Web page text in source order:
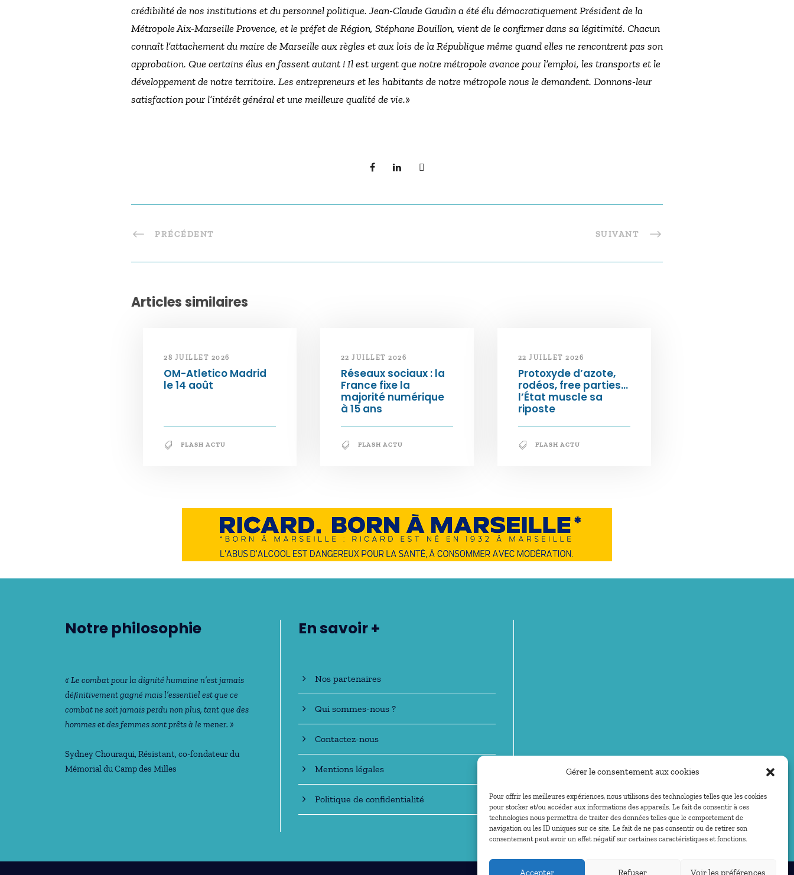
Gérer le consentement aux cookies
Pour offrir les meilleures expériences, nous utilisons des technologies telles que les cookies
pour stocker et/ou accéder aux informations des appareils. Le fait de consentir à ces
technologies nous permettra de traiter des données telles que le comportement de
navigation ou les ID uniques sur ce site. Le fait de ne pas consentir ou de retirer son
consentement peut avoir un effet négatif sur certaines caractéristiques et fonctions.
Accepter Refuser Voir les préférences
crédibilité de nos institutions et du personnel politique. Jean-Claude Gaudin a été élu démocratiquement Président de la
Métropole Aix-Marseille Provence, et le préfet de Région, Stéphane Bouillon, vient de le confirmer dans sa légitimité. Chacun
connaît l’attachement du maire de Marseille aux règles et aux lois de la République même quand elles ne rencontrent pas son
approbation. Que certains élus en fassent autant ! Il est urgent que notre métropole avance pour l’emploi, les transports et le
développement de notre territoire. Les entrepreneurs et les habitants de notre métropole nous le demandent. Donnons-leur
satisfaction pour l’intérêt général et une meilleure qualité de vie.»
PRÉCÉDENT SUIVANT
Articles similaires
28 JUILLET 2026
OM-Atletico Madrid
le 14 août
FLASH ACTU
22 JUILLET 2026
Réseaux sociaux : la
France fixe la
majorité numérique
à 15 ans
FLASH ACTU
22 JUILLET 2026
Protoxyde d’azote,
rodéos, free parties…
l’État muscle sa
riposte
FLASH ACTU
Notre philosophie
« Le combat pour la dignité humaine n’est jamais
déﬁnitivement gagné mais l’essentiel est que ce
combat ne soit jamais perdu non plus, tant que des
hommes et des femmes sont prêts à le mener. »
Sydney Chouraqui, Résistant, co-fondateur du
Mémorial du Camp des Milles
En savoir +
Nos partenaires
Qui sommes-nous ?
Contactez-nous
Mentions légales
Politique de confidentialité